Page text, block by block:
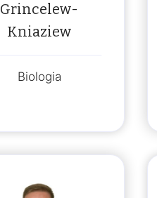
Grincelew-
Kniaziew
Biologia